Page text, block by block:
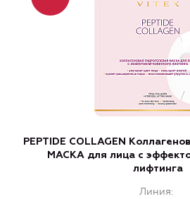
PEPTIDE COLLAGEN
МАСКА для лица с
лифтинга
Линия